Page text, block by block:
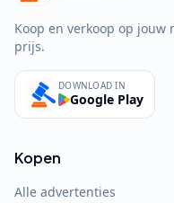
Koop en verkoop op jouw
prijs.
DOWNLOAD IN
Google Play
Kopen
Alle advertenties